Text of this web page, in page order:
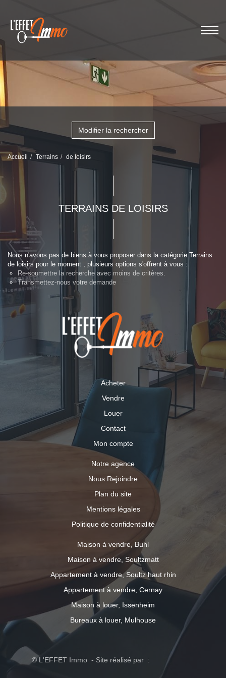
Modifier la rechercher
Accueil Terrains de loisirs
TERRAINS DE LOISIRS
Nous n'avons pas de biens à vous proposer dans la catégorie Terrains
de loisirs pour le moment , plusieurs options s'offrent à vous :
Re-soumettre la recherche avec moins de critères.
Transmettez-nous votre demande
Acheter
Vendre
Louer
Contact
Mon compte
Notre agence
Nous Rejoindre
Plan du site
Mentions légales
Politique de confidentialité
Maison à vendre, Buhl
Maison à vendre, Soultzmatt
Appartement à vendre, Soultz haut rhin
Appartement à vendre, Cernay
Maison à louer, Issenheim
Bureaux à louer, Mulhouse
© L'EFFET Immo - Site réalisé par :